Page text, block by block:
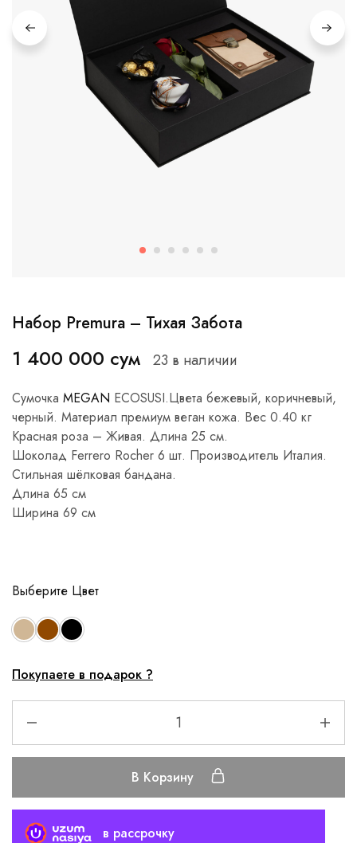
Набор Premura – Тихая Забота
1 400 000 сум 23 в наличии
Сумочка MEGAN ECOSUSI.Цвета бежевый, коричневый,
черный. Материал премиум веган кожа. Вес 0.40 кг
Красная роза – Живая. Длина 25 см.
Шоколад Ferrero Rocher 6 шт. Производитель Италия.
Стильная шёлковая бандана.
Длина 65 см
Ширина 69 см
Цвет
Покупаете в подарок ?
В Корзину
в рассрочку